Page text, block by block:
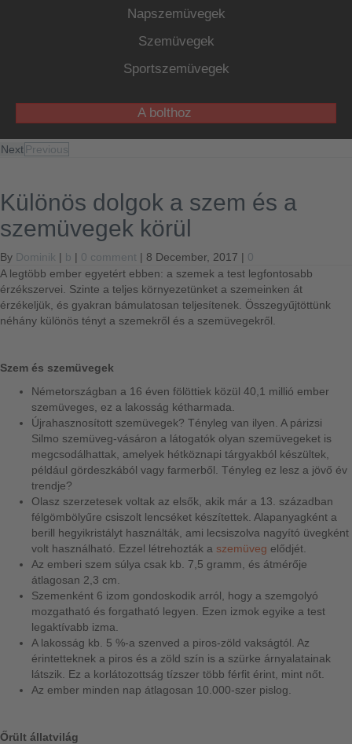
Napszemüvegek
Szemüvegek
Sportszemüvegek
A bolthoz
NextPrevious
Különös dolgok a szem és a
szemüvegek körül
By Dominik | b | 0 comment | 8 December, 2017 | 0
A legtöbb ember egyetért ebben: a szemek a test legfontosabb
érzékszervei. Szinte a teljes környezetünket a szemeinken át
érzékeljük, és gyakran bámulatosan teljesítenek. Összegyűjtöttünk
néhány különös tényt a szemekről és a szemüvegekről.
Szem és szemüvegek
Németországban a 16 éven fölöttiek közül 40,1 millió ember
szemüveges, ez a lakosság kétharmada.
Újrahasznosított szemüvegek? Tényleg van ilyen. A párizsi
Silmo szemüveg-vásáron a látogatók olyan szemüvegeket is
megcsodálhattak, amelyek hétköznapi tárgyakból készültek,
például gördeszkából vagy farmerből. Tényleg ez lesz a jövő év
trendje?
Olasz szerzetesek voltak az elsők, akik már a 13. században
félgömbölyűre csiszolt lencséket készítettek. Alapanyagként a
berill hegyikristályt használták, ami lecsiszolva nagyító üvegként
volt használható. Ezzel létrehozták a szemüveg elődjét.
Az emberi szem súlya csak kb. 7,5 gramm, és átmérője
átlagosan 2,3 cm.
Szemenként 6 izom gondoskodik arról, hogy a szemgolyó
mozgatható és forgatható legyen. Ezen izmok egyike a test
legaktívabb izma.
A lakosság kb. 5 %-a szenved a piros-zöld vakságtól. Az
érintetteknek a piros és a zöld szín is a szürke árnyalatainak
látszik. Ez a korlátozottság tízszer több férfit érint, mint nőt.
Az ember minden nap átlagosan 10.000-szer pislog.
Őrült állatvilág